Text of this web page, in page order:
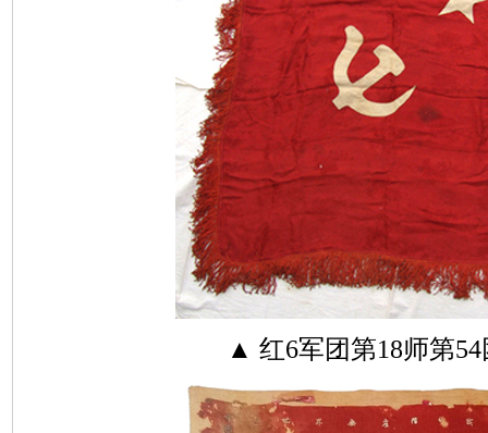
▲ 红6军团第18师第